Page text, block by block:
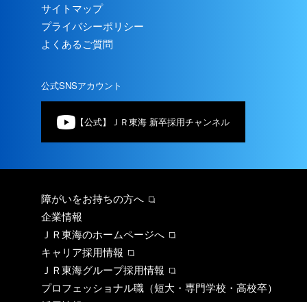
サイトマップ
プライバシーポリシー
よくあるご質問
公式SNSアカウント
【公式】ＪＲ東海 新卒採用チャンネル
障がいをお持ちの方へ
企業情報
ＪＲ東海のホームページへ
キャリア採用情報
ＪＲ東海グループ採用情報
プロフェッショナル職（短大・専門学校・高校卒）